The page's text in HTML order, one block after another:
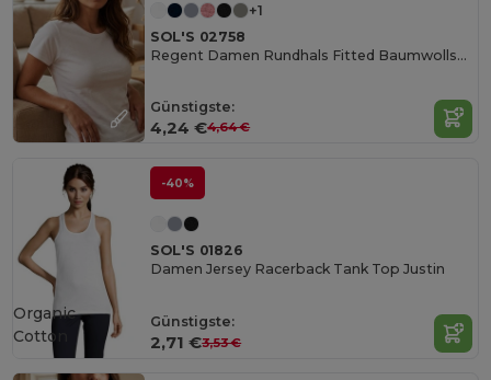
+1
SOL'S 02758
Regent Damen Rundhals Fitted Baumwollshirt
Günstigste:
4,24 €4,64 €
-40%
SOL'S 01826
Damen Jersey Racerback Tank Top Justin
Günstigste:
2,71 €3,53 €
Organic
Cotton